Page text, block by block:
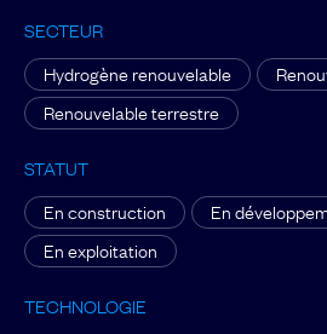
SECTEUR
Hydrogène renouvelable
Renouvelable terrestre
STATUT
En construction
En
En exploitation
TECHNOLOGIE